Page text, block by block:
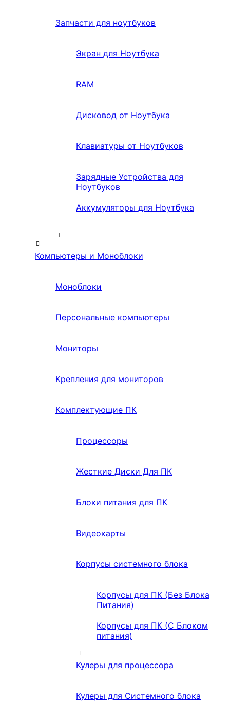
Запчасти для ноутбуков
Экран для Ноутбука
RAM
Дисковод от Ноутбука
Клавиатуры от Ноутбуков
Зарядные Устройства для
Ноутбуков
Аккумуляторы для Ноутбука
Компьютеры и Моноблоки
Моноблоки
Персональные компьютеры
Мониторы
Крепления для мониторов
Комплектующие ПК
Процессоры
Жесткие Диски Для ПК
Блоки питания для ПК
Видеокарты
Корпусы системного блока
Корпусы для ПК (Без Блока
Питания)
Корпусы для ПК (С Блоком
питания)
Кулеры для процессора
Кулеры для Системного блока